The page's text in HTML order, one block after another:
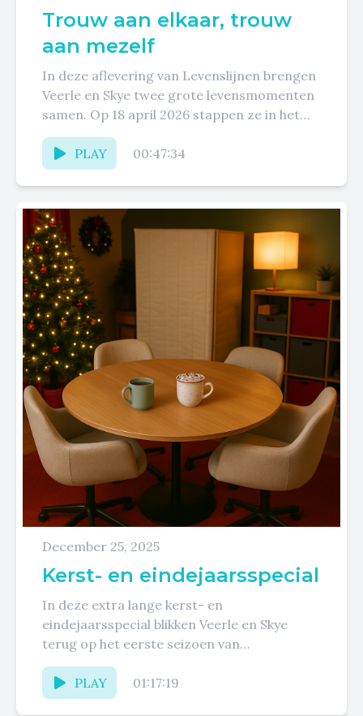
Trouw aan elkaar, trouw
aan mezelf
In deze aflevering van Levenslijnen brengen
Veerle en Skye twee grote levensmomenten
samen. Op 18 april 2026 stappen ze in het
huwelijk. Een dag...
PLAY
00:47:34
December 25, 2025
Kerst- en eindejaarsspecial
In deze extra lange kerst- en
eindejaarsspecial blikken Veerle en Skye
terug op het eerste seizoen van
Levenslijnen. Aan de hand van fragmenten
uit... PLAY 01:17:19